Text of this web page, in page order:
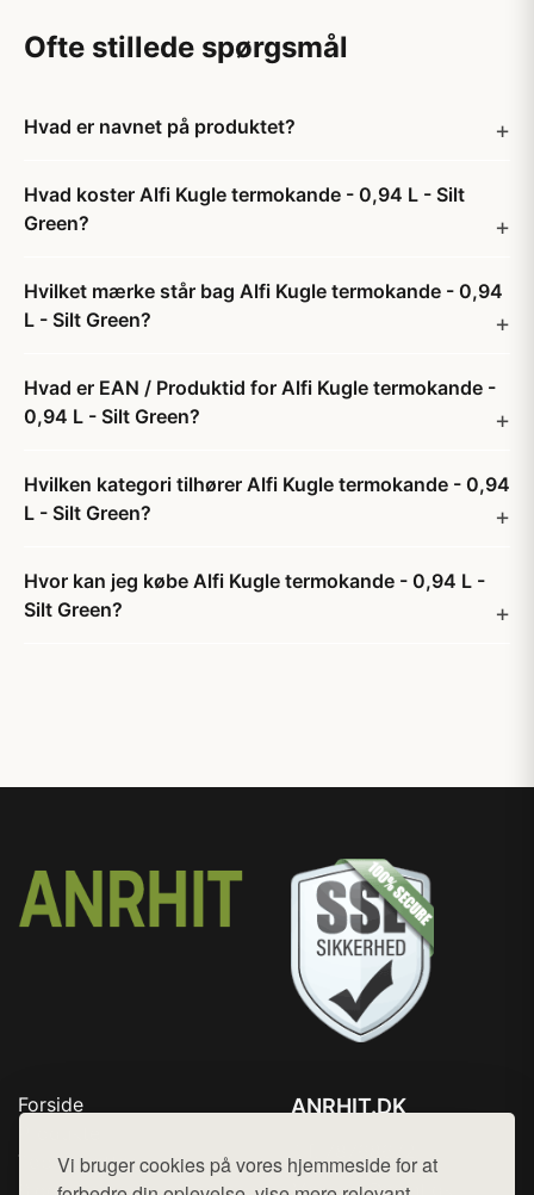
Vi bruger cookies på vores hjemmeside for at
Ofte stillede spørgsmål
Hvad er navnet på produktet?
Hvad koster Alfi Kugle termokande - 0,94 L - Silt
Green?
Hvilket mærke står bag Alfi Kugle termokande - 0,94
L - Silt Green?
Hvad er EAN / Produktid for Alfi Kugle termokande -
0,94 L - Silt Green?
Hvilken kategori tilhører Alfi Kugle termokande - 0,94
L - Silt Green?
Hvor kan jeg købe Alfi Kugle termokande - 0,94 L -
Silt Green?
Forside
Top Rabatter
ANRHIT.DK
Mail: hej@want.dk